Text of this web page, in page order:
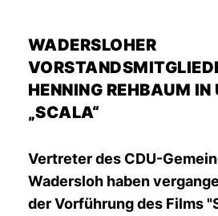
WADERSLOHER
HENNING REHBAUM IN
SCALA“
Vertreter des CDU-
Wadersloh haben
der Vorführung des Films